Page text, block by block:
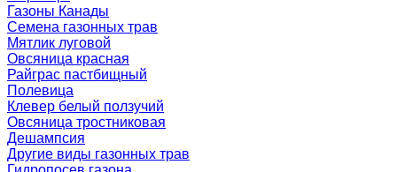
Газоны Канады
Семена газонных трав
Мятлик луговой
Овсяница красная
Райграс пастбищный
Полевица
Клевер белый ползучий
Овсяница тростниковая
Дешампсия
Другие виды газонных трав